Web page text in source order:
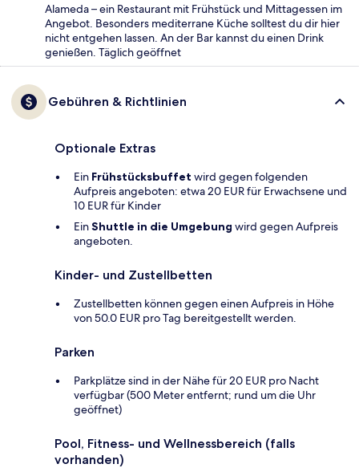
Alameda – ein Restaurant mit Frühstück und Mittagessen im
Angebot. Besonders mediterrane Küche solltest du dir hier
nicht entgehen lassen. An der Bar kannst du einen Drink
genießen. Täglich geöffnet
Gebühren & Richtlinien
Optionale Extras
Ein Frühstücksbuffet wird gegen folgenden
Aufpreis angeboten: etwa 20 EUR für Erwachsene und
10 EUR für Kinder
EinShuttle in die Umgebung wird gegen Aufpreis
angeboten.
Kinder- und Zustellbetten
Zustellbetten können gegen einen Aufpreis in Höhe
von 50.0 EUR pro Tag bereitgestellt werden.
Parken
Parkplätze sind in der Nähe für 20 EUR pro Nacht
verfügbar (500 Meter entfernt; rund um die Uhr
geöffnet)
Pool, Fitness- und Wellnessbereich (falls
vorhanden)